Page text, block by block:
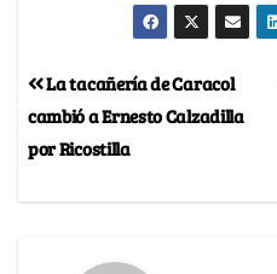
La tacañería de Caracol
cambió a Ernesto Calzadilla
por Ricostilla